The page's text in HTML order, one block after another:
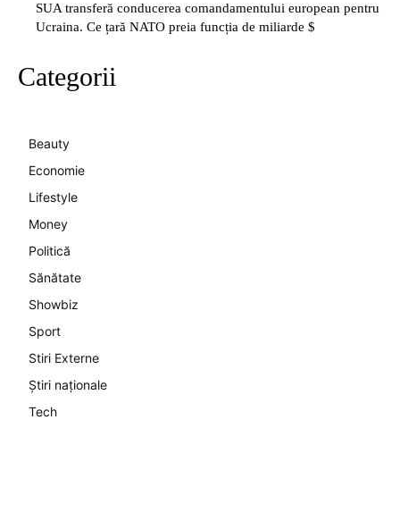
SUA transferă conducerea comandamentului european pentru
Ucraina. Ce țară NATO preia funcția de miliarde $
Categorii
Beauty
Economie
Lifestyle
Money
Politică
Sănătate
Showbiz
Sport
Stiri Externe
Știri naționale
Tech